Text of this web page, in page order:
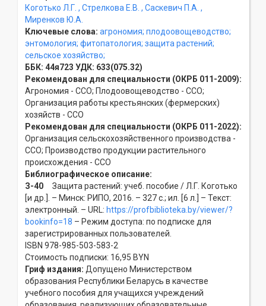
Коготько Л.Г. , Стрелкова Е.В. , Саскевич П.А. ,
Миренков Ю.А.
Ключевые слова: агрономия; плодоовощеводство;
энтомология; фитопатология; защита растений;
сельское хозяйство;
ББК: 44я723 УДК: 633(075.32)
Рекомендован для специальности (ОКРБ 011-2009):
Агрономия - ССO; Плодоовощеводство - ССO;
Организация работы крестьянских (фермерских)
хозяйств - ССO
Рекомендован для специальности (ОКРБ 011-2022):
Организация сельскохозяйственного производства -
ССO; Производство продукции растительного
происхождения - ССO
Библиографическое описание:
З-40 Защита растений: учеб. пособие / Л.Г. Коготько
[и др.]. – Минск: РИПО, 2016. – 327 с.; ил. [6 л.] – Текст:
электронный. – URL: https://profbiblioteka.by/viewer/?
bookinfo=18 – Режим доступа: по подписке для
зарегистрированных пользователей.
ISBN 978-985-503-583-2
Стоимость подписки: 16,95 BYN
Гриф издания: Допущено Министерством
образования Республики Беларусь в качестве
учебного пособия для учащихся учреждений